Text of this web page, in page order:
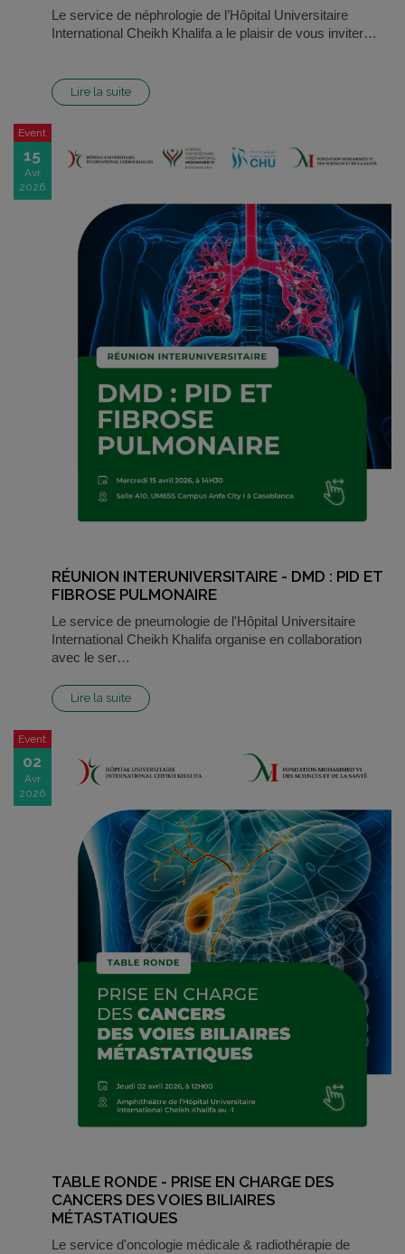
Le service de néphrologie de l’Hôpital Universitaire
International Cheikh Khalifa a le plaisir de vous inviter…
Lire la suite
Event
15
Avr
2026
RÉUNION INTERUNIVERSITAIRE - DMD : PID ET
FIBROSE PULMONAIRE
Le service de pneumologie de l'Hôpital Universitaire
International Cheikh Khalifa organise en collaboration
avec le ser…
Lire la suite
Event
02
Avr
2026
TABLE RONDE - PRISE EN CHARGE DES
CANCERS DES VOIES BILIAIRES
MÉTASTATIQUES
Le service d'oncologie médicale & radiothérapie de